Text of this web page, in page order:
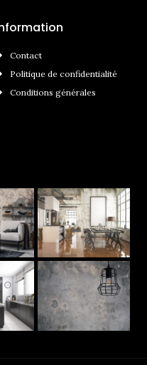
Contact
Politique de confidentialité
Conditions générales